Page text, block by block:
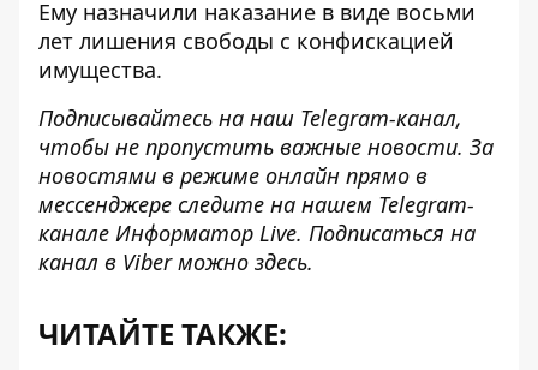
Ему назначили наказание в виде восьми
лет лишения свободы с конфискацией
имущества.
Подписывайтесь на наш Telegram-канал,
чтобы не пропустить важные новости. За
новостями в режиме онлайн прямо в
мессенджере следите на нашем Telegram-
канале Информатор Live. Подписаться на
канал в Viber можно здесь.
ЧИТАЙТЕ ТАКЖЕ: